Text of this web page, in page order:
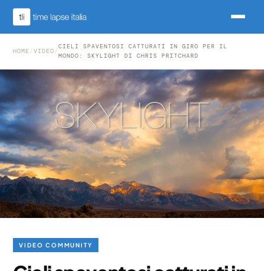
HOME /VIDEO /
CIELI SPAVENTOSI CATTURATI IN GIRO PER IL
MONDO: SKYLIGHT DI CHRIS PRITCHARD
VIDEO COMMUNITY